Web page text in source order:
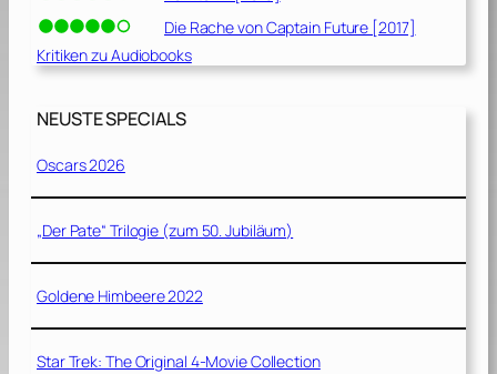
Die Rache von Captain Future [2017]
Kritiken zu Audiobooks
NEUSTE SPECIALS
Oscars 2026
„Der Pate“ Trilogie (zum 50. Jubiläum)
Goldene Himbeere 2022
Star Trek: The Original 4-Movie Collection